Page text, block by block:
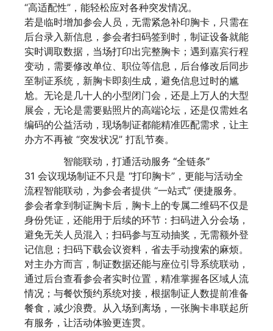
“高适配性”，能轻松应对各种突发情况。
若是临时增加参会人员，无需紧急补印胸卡，只需在
后台录入新信息，参会者扫码签到时，制证设备就能
实时调取数据，当场打印出完整胸卡；遇到嘉宾行程
变动，需要修改单位、职位等信息，后台修改后同步
至制证系统，新胸卡即刻生成，避免信息过时的尴
尬。无论是几十人的小型闭门会，还是上万人的大型
展会，无论是需要贴照片的高端论坛，还是仅需姓名
编码的公益活动，现场制证都能精准匹配需求，让主
办方不再被 “突发状况” 打乱节奏。
智能联动，打通活动服务 “全链条”
31 会议现场制证不只是 “打印胸卡”，更能与活动全
流程智能联动，为参会者提供 “一站式” 便捷服务。
参会者拿到制证胸卡后，胸卡上的专属二维码不仅是
身份凭证，还能用于后续的环节：扫码进入分会场，
避免无关人员混入；扫码参与互动抽奖，无需额外登
记信息；扫码下载会议资料，省去手动搜索的麻烦。
对主办方而言，制证数据还能与座位引导系统联动，
通过后台查看参会者实时位置，精准掌握各区域人流
情况；与餐饮预约系统对接，根据制证人数提前准备
餐食，减少浪费。从入场到离场，一张胸卡串联起所
有服务，让活动体验更连贯。